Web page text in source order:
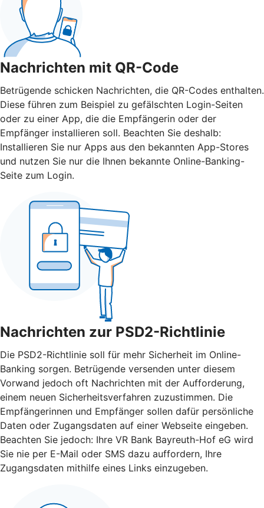
Nachrichten mit QR-Code
Betrügende schicken Nachrichten, die QR-Codes enthalten.
Diese führen zum Beispiel zu gefälschten Login-Seiten
oder zu einer App, die die Empfängerin oder der
Empfänger installieren soll. Beachten Sie deshalb:
Installieren Sie nur Apps aus den bekannten App-Stores
und nutzen Sie nur die Ihnen bekannte Online-Banking-
Seite zum Login.
Nachrichten zur PSD2-Richtlinie
Die PSD2-Richtlinie soll für mehr Sicherheit im Online-
Banking sorgen. Betrügende versenden unter diesem
Vorwand jedoch oft Nachrichten mit der Aufforderung,
einem neuen Sicherheitsverfahren zuzustimmen. Die
Empfängerinnen und Empfänger sollen dafür persönliche
Daten oder Zugangsdaten auf einer Webseite eingeben.
Beachten Sie jedoch: Ihre VR Bank Bayreuth-Hof eG wird
Sie nie per E-Mail oder SMS dazu auffordern, Ihre
Zugangsdaten mithilfe eines Links einzugeben.